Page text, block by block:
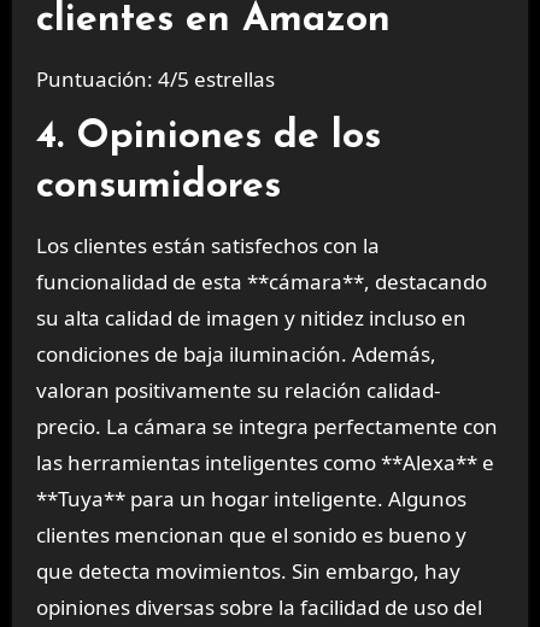
clientes en Amazon
Puntuación: 4/5 estrellas
4. Opiniones de los
consumidores
Los clientes están satisfechos con la
funcionalidad de esta **cámara**, destacando
su alta calidad de imagen y nitidez incluso en
condiciones de baja iluminación. Además,
valoran positivamente su relación calidad-
precio. La cámara se integra perfectamente con
las herramientas inteligentes como **Alexa** e
**Tuya** para un hogar inteligente. Algunos
clientes mencionan que el sonido es bueno y
que detecta movimientos. Sin embargo, hay
opiniones diversas sobre la facilidad de uso del